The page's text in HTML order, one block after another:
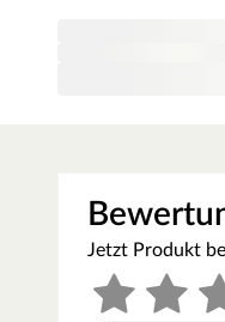
besitzen mit ihrer
lässt. Dieser
authentische
Jetzt Produkt